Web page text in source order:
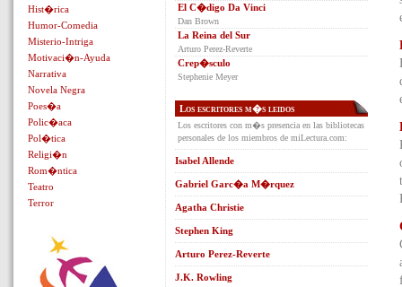
El C�digo Da Vinci
Dan Brown
La Reina del Sur
Arturo Perez-Reverte
Crep�sculo
Stephenie Meyer
Los escritores m�s leidos
Los escritores con m�s presencia en las bibliotecas
personales de los miembros de miLectura.com:
Isabel Allende
Gabriel Garc�a M�rquez
Agatha Christie
Stephen King
Arturo Perez-Reverte
J.K. Rowling
Hist�rica
Humor-Comedia
Misterio-Intriga
Motivaci�n-Ayuda
Narrativa
Novela Negra
Poes�a
Polic�aca
Pol�tica
Religi�n
Rom�ntica
Teatro
Terror